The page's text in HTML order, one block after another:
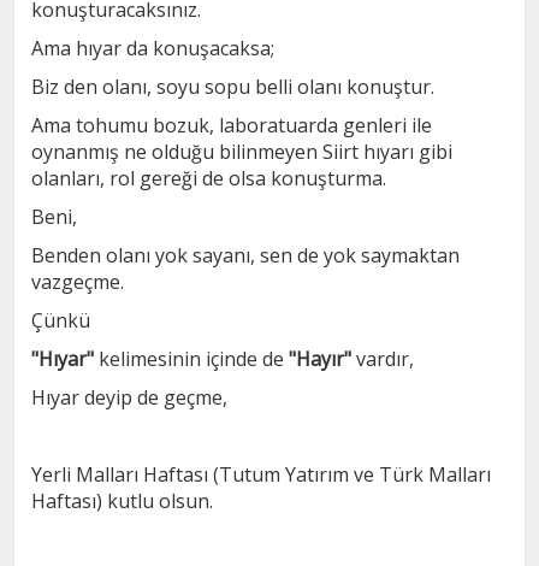
konuşturacaksınız.
Ama hıyar da konuşacaksa;
Biz den olanı, soyu sopu belli olanı konuştur.
Ama tohumu bozuk, laboratuarda genleri ile
oynanmış ne olduğu bilinmeyen Siirt hıyarı gibi
olanları, rol gereği de olsa konuşturma.
Beni,
Benden olanı yok sayanı, sen de yok saymaktan
vazgeçme.
Çünkü
"Hıyar" kelimesinin içinde de "Hayır"vardır,
Hıyar deyip de geçme,
Yerli Malları Haftası (Tutum Yatırım ve Türk Malları
Haftası) kutlu olsun.